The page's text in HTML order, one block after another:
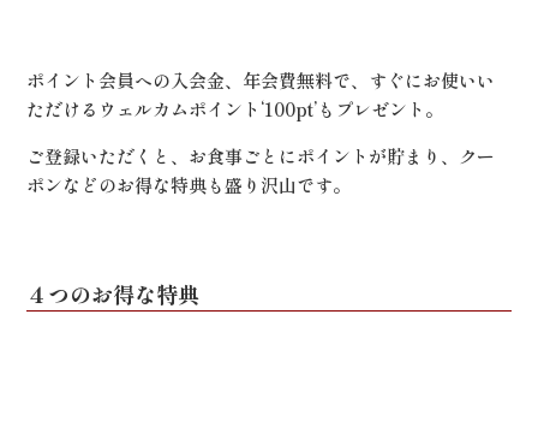
ポイント会員への入会金、年会費無料で、すぐにお使いい
ただけるウェルカムポイント‘100pt’もプレゼント。
ご登録いただくと、お食事ごとにポイントが貯まり、クー
ポンなどのお得な特典も盛り沢山です。
４つのお得な特典